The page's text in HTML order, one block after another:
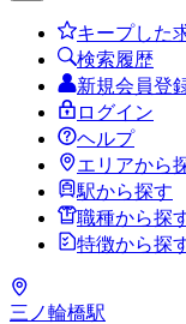
キープした
検索履歴
新規会員登
ログイン
ヘルプ
エリアから
駅から探す
職種から探
特徴から探
三ノ輪橋駅